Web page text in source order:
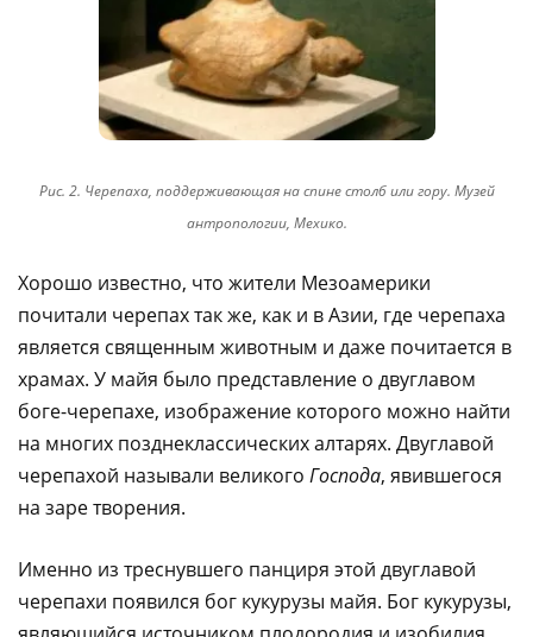
Рис. 2. Черепаха, поддерживающая на спине столб или гору. Музей
антропологии, Мехико.
Хорошо известно, что жители Мезоамерики
почитали черепах так же, как и в Азии, где черепаха
является священным животным и даже почитается в
храмах. У майя было представление о двуглавом
боге-черепахе, изображение которого можно найти
на многих позднеклассических алтарях. Двуглавой
черепахой называли великого Господа, явившегося
на заре творения.
Именно из треснувшего панциря этой двуглавой
черепахи появился бог кукурузы майя. Бог кукурузы,